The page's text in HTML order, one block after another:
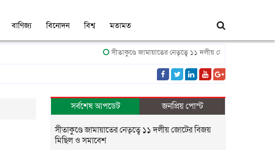
বাণিজ্য বিনোদন বিশ্ব মতামত
সীতাকুণ্ডে জামায়াতের নেতৃত্বে ১১ দলীয় জোটের বিজয় মিছিল ও
সর্বশেষ আপডেট জনপ্রিয় পোস্ট
সীতাকুণ্ডে জামায়াতের নেতৃত্বে ১১ দলীয় জোটের বিজয়
মিছিল ও সমাবেশ